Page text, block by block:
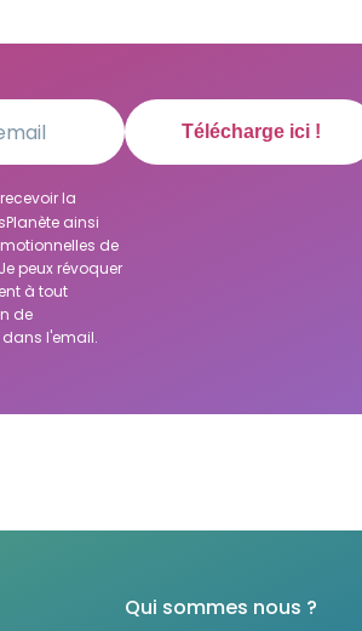
la
ainsi
de
peux révoquer
à tout
de
l'email.
Qui sommes nous ?